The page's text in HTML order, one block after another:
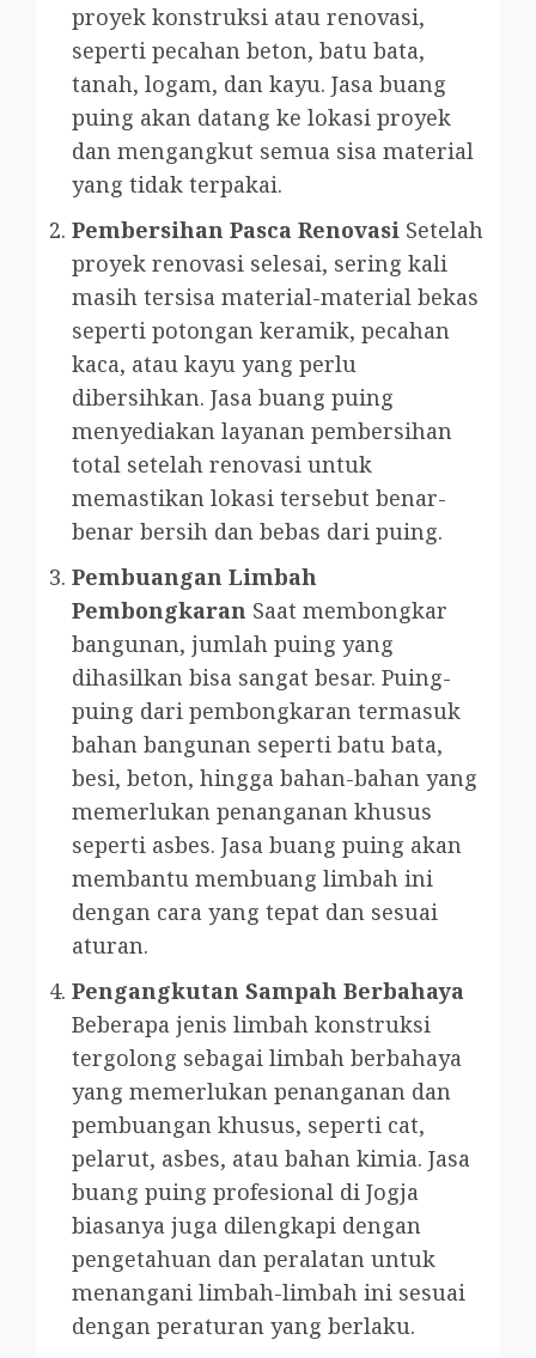
proyek konstruksi atau renovasi,
seperti pecahan beton, batu bata,
tanah, logam, dan kayu. Jasa buang
puing akan datang ke lokasi proyek
dan mengangkut semua sisa material
yang tidak terpakai.
Pembersihan Pasca Renovasi Setelah
proyek renovasi selesai, sering kali
masih tersisa material-material bekas
seperti potongan keramik, pecahan
kaca, atau kayu yang perlu
dibersihkan. Jasa buang puing
menyediakan layanan pembersihan
total setelah renovasi untuk
memastikan lokasi tersebut benar-
benar bersih dan bebas dari puing.
Pembuangan Limbah
Pembongkaran Saat membongkar
bangunan, jumlah puing yang
dihasilkan bisa sangat besar. Puing-
puing dari pembongkaran termasuk
bahan bangunan seperti batu bata,
besi, beton, hingga bahan-bahan yang
memerlukan penanganan khusus
seperti asbes. Jasa buang puing akan
membantu membuang limbah ini
dengan cara yang tepat dan sesuai
aturan.
Pengangkutan Sampah Berbahaya
Beberapa jenis limbah konstruksi
tergolong sebagai limbah berbahaya
yang memerlukan penanganan dan
pembuangan khusus, seperti cat,
pelarut, asbes, atau bahan kimia. Jasa
buang puing profesional di Jogja
biasanya juga dilengkapi dengan
pengetahuan dan peralatan untuk
menangani limbah-limbah ini sesuai
dengan peraturan yang berlaku.